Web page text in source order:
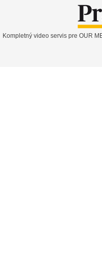
Kompletný video servis pre OUR